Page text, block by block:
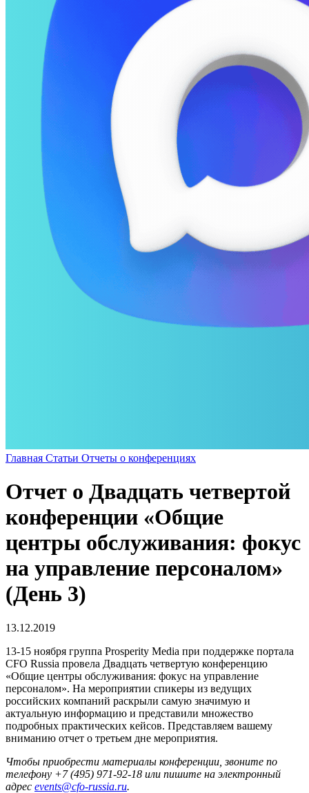
Главная Статьи Отчеты о конференциях
Отчет о Двадцать четвертой
конференции «Общие
центры обслуживания: фокус
на управление персоналом»
(День 3)
13.12.2019
13-15 ноября группа Prosperity Media при поддержке портала
CFO Russia провела Двадцать четвертую конференцию
«Общие центры обслуживания: фокус на управление
персоналом». На мероприятии спикеры из ведущих
российских компаний раскрыли самую значимую и
актуальную информацию и представили множество
подробных практических кейсов. Представляем вашему
вниманию отчет о третьем дне мероприятия.
Чтобы приобрести материалы конференции, звоните по
телефону +7 (495) 971-92-18 или пишите на электронный
адрес events@cfo-russia.ru.